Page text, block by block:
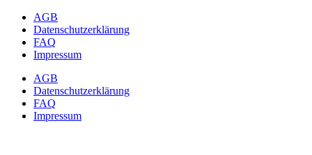
AGB
Datenschutzerklärung
FAQ
Impressum
AGB
Datenschutzerklärung
FAQ
Impressum